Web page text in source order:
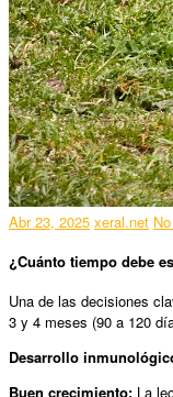
Abr 23, 2025 xeral.net
¿Cuánto tiempo debe
Una de las decisiones
3 y 4 meses (90 a 120
Desarrollo
Buen crecimiento: La